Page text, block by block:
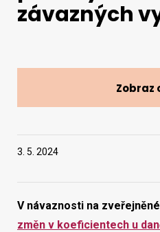
Vyhledat na webu
3. 5. 2024
V návaznosti na
změn v koeficientech u
závazných
Zobraz